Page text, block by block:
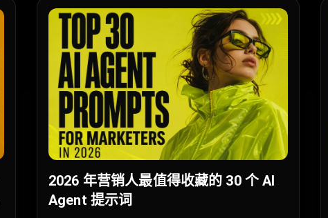
2026 年营销人最值得收藏的 30 个 AI
Agent 提示词